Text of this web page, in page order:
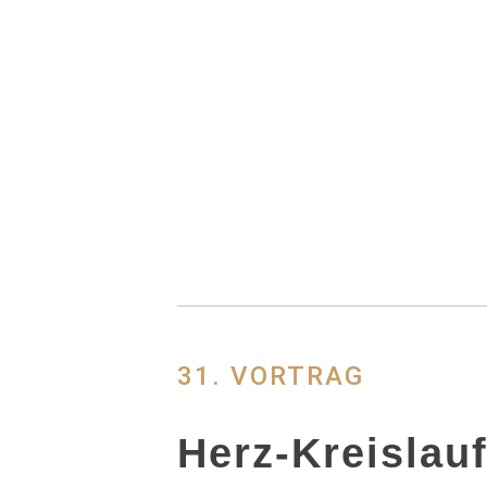
Chinesische
31. VORTRAG
Herz-